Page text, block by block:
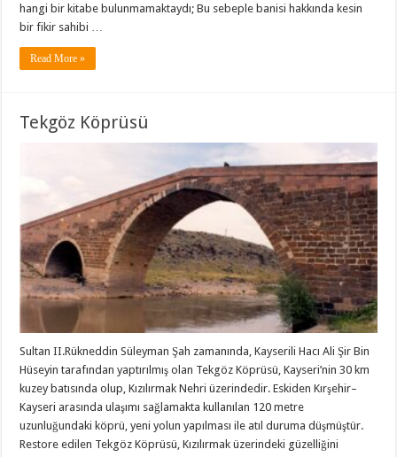
hangi bir kitabe bulunmamaktaydı; Bu sebeple banisi hakkında kesin
bir fikir sahibi …
Read More »
Tekgöz Köprüsü
Sultan II.Rükneddin Süleyman Şah zamanında, Kayserili Hacı Ali Şir Bin
Hüseyin tarafından yaptırılmış olan Tekgöz Köprüsü, Kayseri’nin 30 km
kuzey batısında olup, Kızılırmak Nehri üzerindedir. Eskiden Kırşehir–
Kayseri arasında ulaşımı sağlamakta kullanılan 120 metre
uzunluğundaki köprü, yeni yolun yapılması ile atıl duruma düşmüştür.
Restore edilen Tekgöz Köprüsü, Kızılırmak üzerindeki güzelliğini